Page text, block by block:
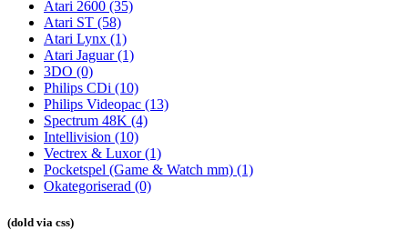
Atari 2600 (35)
Atari ST (58)
Atari Lynx (1)
Atari Jaguar(1)
3DO (0)
Philips CDi (10)
Philips Videopac (13)
Spectrum 48K (4)
Intellivision (10)
Vectrex & Luxor(1)
Pocketspel (Game & Watch mm) (1)
Okategoriserad (0)
(dold via css)